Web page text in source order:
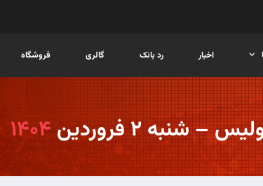
اخبار رد بانک گالری فروشگاه
شنبه ۲ فروردین ۱۴۰۴